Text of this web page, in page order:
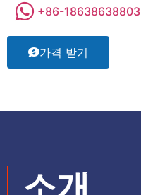
+86-18638638803
가격 받기
소개